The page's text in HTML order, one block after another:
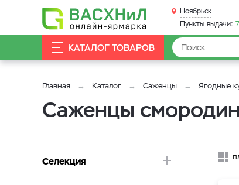
Ноябрьск
Пункты выдачи: 7
КАТАЛОГ ТОВАРОВ
Главная Каталог Саженцы Ягодные
Саженцы
Селекция